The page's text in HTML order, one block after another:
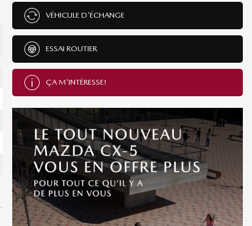
VÉHICULE D'ÉCHANGE
ESSAI ROUTIER
ÇA M'INTÉRESSE!